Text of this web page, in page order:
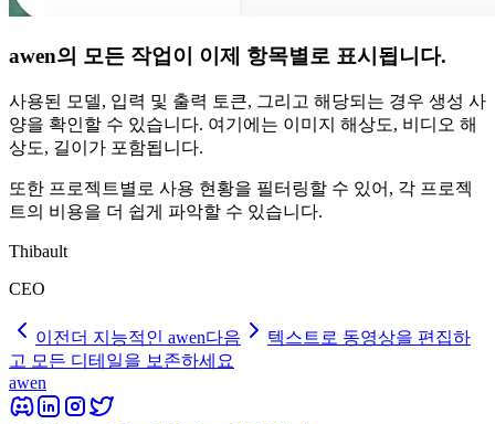
awen의 모든 작업이 이제 항목별로 표시됩니다.
사용된 모델, 입력 및 출력 토큰, 그리고 해당되는 경우 생성 사
양을 확인할 수 있습니다. 여기에는 이미지 해상도, 비디오 해
상도, 길이가 포함됩니다.
또한 프로젝트별로 사용 현황을 필터링할 수 있어, 각 프로젝
트의 비용을 더 쉽게 파악할 수 있습니다.
Thibault
CEO
이전 더 지능적인 awen다음
텍스트로 동영상을 편집하
고 모든 디테일을 보존하세요
awen